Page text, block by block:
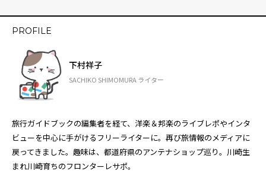
PROFILE
下村祥子
SACHIKO SHIMOMURA ライター
旅行ガイドブックの編集者を経て、洋楽＆邦楽のライブレポやインタ
ビューを中心に手がけるフリーライターに。再び旅情報のメディアに
戻ってきました。趣味は、都道府県のアンテナショップ巡り。川崎生
まれ川崎育ちのフロンターレサポ。